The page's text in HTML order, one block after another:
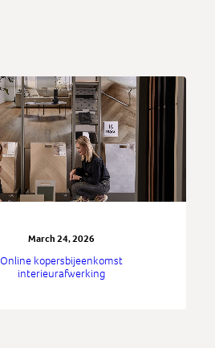
March 24, 2026
Online kopersbijeenkomst
interieurafwerking